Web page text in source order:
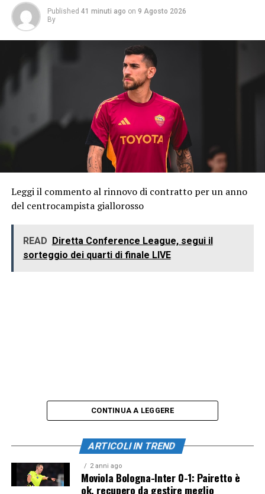
Published 41 minuti ago on 9 Agosto 2026
By
Leggi il commento al rinnovo di contratto per un anno
del centrocampista giallorosso
READ
Diretta Conference League, segui il
sorteggio dei quarti di finale LIVE
CONTINUA A LEGGERE
ARTICOLI IN TREND
2 anni ago
Moviola Bologna-Inter 0-1: Pairetto è
ok, recupero da gestire meglio